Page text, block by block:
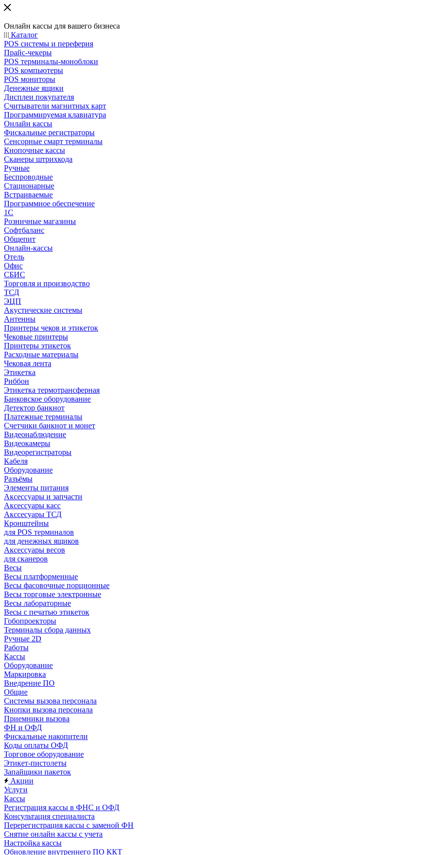
Онлайн кассы для вашего бизнеса
Каталог
POS системы и переферия
Прайс-чекеры
POS терминалы-моноблоки
POS компьютеры
POS мониторы
Денежные ящики
Дисплеи покупателя
Считыватели магнитных карт
Программируемая клавиатура
Онлайн кассы
Фискальные регистраторы
Сенсорные смарт терминалы
Кнопочные кассы
Сканеры штрихкода
Ручные
Беспроводные
Стационарные
Встраиваемые
Программное обеспечение
1С
Розничные магазины
Софтбаланс
Общепит
Онлайн-кассы
Отель
Офис
СБИС
Торговля и производство
ТСД
ЭЦП
Акустические системы
Антенны
Принтеры чеков и этикеток
Чековые принтеры
Принтеры этикеток
Расходные материалы
Чековая лента
Этикетка
Риббон
Этикетка термотрансферная
Банковское оборудование
Детектор банкнот
Платежные терминалы
Счетчики банкнот и монет
Видеонаблюдение
Видеокамеры
Видеорегистраторы
Кабеля
Оборудование
Разъёмы
Элементы питания
Аксессуары и запчасти
Аксессуары касс
Акссесуары ТСД
Кронштейны
для POS терминалов
для денежных ящиков
Аксессуары весов
для сканеров
Весы
Весы платформенные
Весы фасовочные порционные
Весы торговые электронные
Весы лабораторные
Весы с печатью этикеток
Гобопроекторы
Терминалы сбора данных
Ручные 2D
Работы
Кассы
Оборудование
Маркировка
Внедрение ПО
Общие
Системы вызова персонала
Кнопки вызова персонала
Приемники вызова
ФН и ОФД
Фискальные накопители
Коды оплаты ОФД
Торговое оборудование
Этикет-пистолеты
Запайщики пакеток
Акции
Услуги
Кассы
Регистрация кассы в ФНС и ОФД
Консультация специалиста
Перерегистрация кассы с заменой ФН
Снятие онлайн кассы с учета
Настройка кассы
Обновление внутреннего ПО ККТ